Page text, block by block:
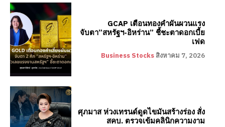
GCAP เตือนทองคำผันผวนแรง
จับตา”สหรัฐฯ-อิหร่าน” ชี้ชะตาดอกเบี้ย
เฟด
Business Stocks สิงหาคม 7, 2026
ศุภมาส ห่วงเทรนด์ดูดไขมันสร้างร่อง สั่ง
สคบ. ตรวจเข้มคลินิกความงาม